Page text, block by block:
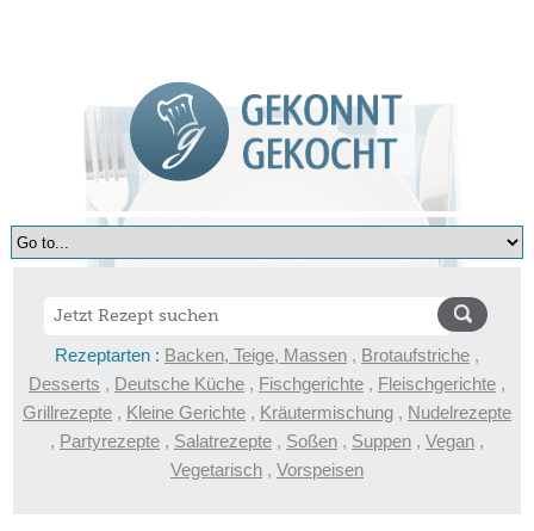
Rezeptarten : Backen, Teige, Massen , Brotaufstriche ,
Desserts , Deutsche Küche , Fischgerichte , Fleischgerichte ,
Grillrezepte , Kleine Gerichte , Kräutermischung , Nudelrezepte
, Partyrezepte , Salatrezepte , Soßen , Suppen , Vegan ,
Vegetarisch , Vorspeisen